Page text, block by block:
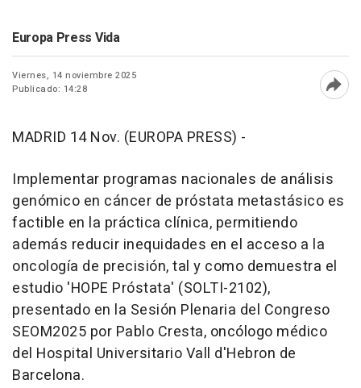
Europa Press Vida
Viernes, 14 noviembre 2025
Publicado: 14:28
MADRID 14 Nov. (EUROPA PRESS) -
Implementar programas nacionales de análisis
genómico en cáncer de próstata metastásico es
factible en la práctica clínica, permitiendo
además reducir inequidades en el acceso a la
oncología de precisión, tal y como demuestra el
estudio 'HOPE Próstata' (SOLTI-2102),
presentado en la Sesión Plenaria del Congreso
SEOM2025 por Pablo Cresta, oncólogo médico
del Hospital Universitario Vall d'Hebron de
Barcelona.